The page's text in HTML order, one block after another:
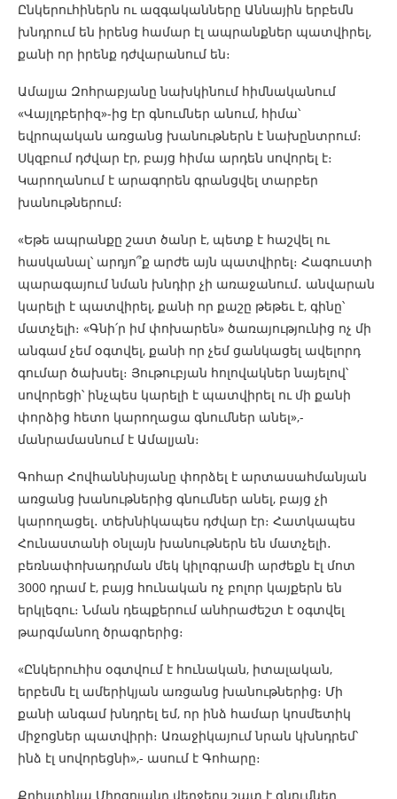
Ընկերուհիներն ու ազգականները Աննային երբեմն
խնդրում են իրենց համար էլ ապրանքներ պատվիրել,
քանի որ իրենք դժվարանում են։
Ամալյա Զոհրաբյանը նախկինում հիմնականում
«Վայլդբերիզ»-ից էր գնումներ անում, հիմա՝
եվրոպական առցանց խանութներն է նախընտրում։
Սկզբում դժվար էր, բայց հիմա արդեն սովորել է։
Կարողանում է արագորեն գրանցվել տարբեր
խանութներում։
«Եթե ապրանքը շատ ծանր է, պետք է հաշվել ու
հասկանալ՝ արդյո՞ք արժե այն պատվիրել։ Հագուստի
պարագայում նման խնդիր չի առաջանում․ անվարան
կարելի է պատվիրել, քանի որ քաշը թեթեւ է, գինը՝
մատչելի։ «Գնի՛ր իմ փոխարեն» ծառայությունից ոչ մի
անգամ չեմ օգտվել, քանի որ չեմ ցանկացել ավելորդ
գումար ծախսել։ Յութուբյան հոլովակներ նայելով՝
սովորեցի՝ ինչպես կարելի է պատվիրել ու մի քանի
փորձից հետո կարողացա գնումներ անել»,-
մանրամասնում է Ամալյան։
Գոհար Հովհաննիսյանը փորձել է արտասահմանյան
առցանց խանութներից գնումներ անել, բայց չի
կարողացել․ տեխնիկապես դժվար էր։ Հատկապես
Հունաստանի օնլայն խանութներն են մատչելի․
բեռնափոխադրման մեկ կիլոգրամի արժեքն էլ մոտ
3000 դրամ է, բայց հունական ոչ բոլոր կայքերն են
երկլեզու։ Նման դեպքերում անհրաժեշտ է օգտվել
թարգմանող ծրագրերից։
«Ընկերուհիս օգտվում է հունական, իտալական,
երբեմն էլ ամերիկյան առցանց խանութներից։ Մի
քանի անգամ խնդրել եմ, որ ինձ համար կոսմետիկ
միջոցներ պատվիրի։ Առաջիկայում նրան կխնդրեմ՝
ինձ էլ սովորեցնի»,- ասում է Գոհարը։
Քրիստինա Միրզոյանը վերջերս շատ է գնումներ